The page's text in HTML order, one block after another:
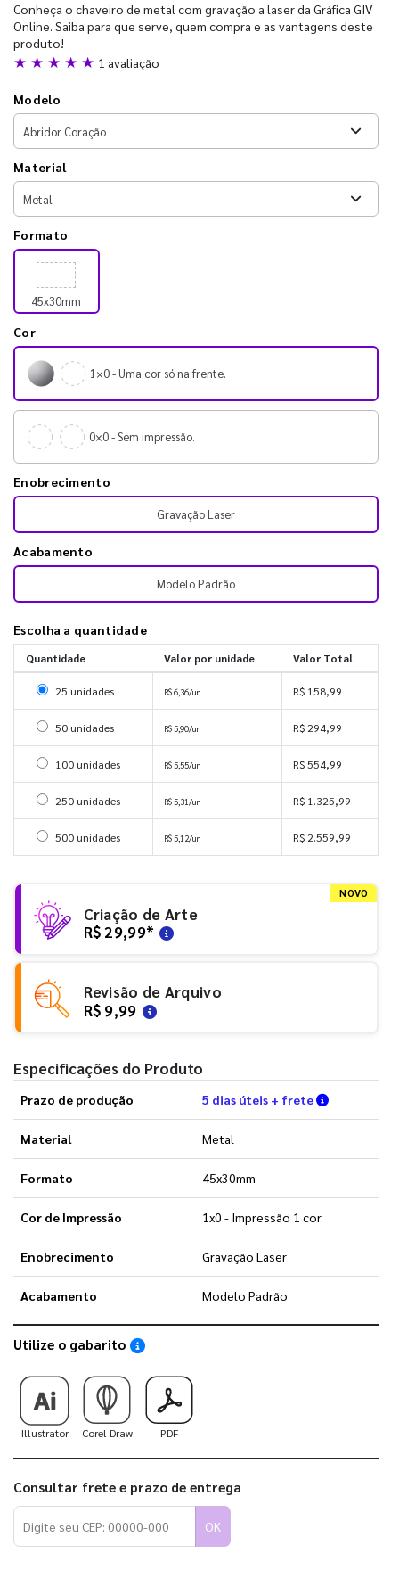
Conheça o chaveiro de metal com gravação a laser da Gráfica GIV
Online. Saiba para que serve, quem compra e as vantagens deste
produto!
★ ★ ★ ★ ★ 1 avaliação
Modelo
Material
Formato
45x30mm
Cor
1×0 - Uma cor só na frente.
0×0 - Sem impressão.
Enobrecimento
Gravação Laser
Acabamento
Modelo Padrão
Escolha a quantidade
Quantidade Valor por unidade Valor Total
Selecionar 25 unidades
25 unidades R$ 6,36/un R$ 158,99
Selecionar 50 unidades
50 unidades R$ 5,90/un R$ 294,99
Selecionar 100 unidades
100 unidades R$ 5,55/un R$ 554,99
Selecionar 250 unidades
250 unidades R$ 5,31/un R$ 1.325,99
Selecionar 500 unidades
500 unidades R$ 5,12/un R$ 2.559,99
NOVO
Criação de Arte
R$ 29,99*
Revisão de Arquivo
R$ 9,99
Especificações do Produto
Prazo de produção 5 dias úteis + frete Verifique
Material Metal
Formato 45x30mm
Cor de Impressão 1x0 - Impressão 1 cor
Enobrecimento Gravação Laser
Acabamento Modelo Padrão
Utilize o gabarito Saiba como utilizar os nossos gabaritos
Illustrator Corel Draw PDF
Consultar frete e prazo de entrega
OK